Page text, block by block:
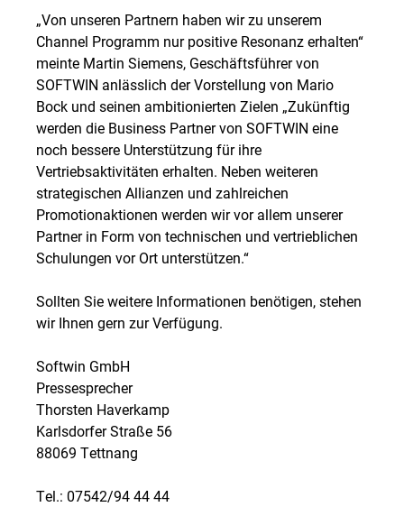
„Von unseren Partnern haben wir zu unserem
Channel Programm nur positive Resonanz erhalten“
meinte Martin Siemens, Geschäftsführer von
SOFTWIN anlässlich der Vorstellung von Mario
Bock und seinen ambitionierten Zielen „Zukünftig
werden die Business Partner von SOFTWIN eine
noch bessere Unterstützung für ihre
Vertriebsaktivitäten erhalten. Neben weiteren
strategischen Allianzen und zahlreichen
Promotionaktionen werden wir vor allem unserer
Partner in Form von technischen und vertrieblichen
Schulungen vor Ort unterstützen.“
Sollten Sie weitere Informationen benötigen, stehen
wir Ihnen gern zur Verfügung.
Softwin GmbH
Pressesprecher
Thorsten Haverkamp
Karlsdorfer Straße 56
88069 Tettnang
Tel.: 07542/94 44 44